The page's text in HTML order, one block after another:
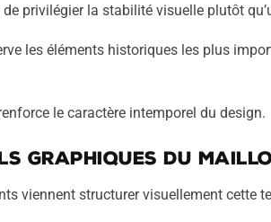
privilégier la stabilité visuelle plutôt
les éléments historiques les plus
le caractère intemporel du design.
graphiques du
viennent structurer visuellement cette